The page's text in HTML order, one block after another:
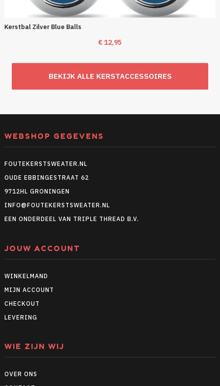
Kerstbal Zilver Blue Balls
€12,95
BEKIJK ALLE KERSTACCESSOIRES
WEBSHOP GEGEVENS
FOUTEKERSTSWEATER.NL
OUDE EBBINGESTRAAT 62
9712HL GRONINGEN
INFO@FOUTEKERSTSWEATER.NL
EEN ONDERDEEL VAN TRIPLE THREAD B.V.
JOUW ACCOUNT
WINKELMAND
MIJN ACCOUNT
CHECKOUT
LEVERING
WIE ZIJN WIJ
OVER ONS